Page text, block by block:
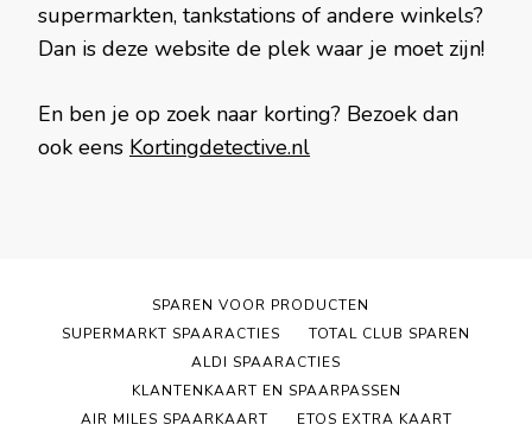
supermarkten, tankstations of andere winkels?
Dan is deze website de plek waar je moet zijn!
En ben je op zoek naar korting? Bezoek dan
ook eens Kortingdetective.nl
SPAREN VOOR PRODUCTEN
SUPERMARKT SPAARACTIES
TOTAL CLUB SPAREN
ALDI SPAARACTIES
KLANTENKAART EN SPAARPASSEN
AIR MILES SPAARKAART
ETOS EXTRA KAART